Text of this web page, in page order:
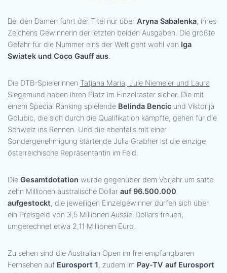
Bei den Damen führt der Titel nur über Aryna Sabalenka, ihres
Zeichens Gewinnerin der letzten beiden Ausgaben. Die größte
Gefahr für die Nummer eins der Welt geht wohl von Iga
Swiatek und Coco Gauff aus.
Die DTB-Spielerinnen Tatjana Maria, Jule Niemeier und Laura
Siegemund haben ihren Platz im Einzelraster sicher. Die mit
einem Special Ranking spielende Belinda Bencic und Viktorija
Golubic, die sich durch die Qualifikation kämpfte, gehen für die
Schweiz ins Rennen. Und die ebenfalls mit einer
Sondergenehmigung startende Julia Grabher ist die einzige
österreichische Repräsentantin im Feld.
Die Gesamtdotation wurde gegenüber dem Vorjahr um satte
zehn Millionen australische Dollar auf 96.500.000
aufgestockt, die jeweiligen Einzelgewinner dürfen sich über
ein Preisgeld von 3,5 Millionen Aussie-Dollars freuen,
umgerechnet etwa 2,11 Millionen Euro.
Zu sehen sind die Australian Open im frei empfangbaren
Fernsehen auf Eurosport 1, zudem im Pay-TV auf Eurosport